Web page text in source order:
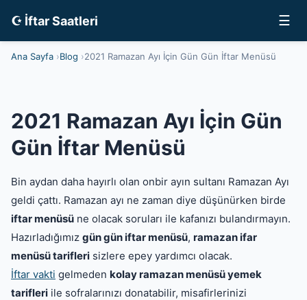
☪ İftar Saatleri ☰
Ana Sayfa Blog 2021 Ramazan Ayı İçin Gün Gün İftar Menüsü
2021 Ramazan Ayı İçin Gün
Gün İftar Menüsü
Bin aydan daha hayırlı olan onbir ayın sultanı Ramazan Ayı
geldi çattı. Ramazan ayı ne zaman diye düşünürken birde
iftar menüsü ne olacak soruları ile kafanızı bulandırmayın.
Hazırladığımız gün gün iftar menüsü, ramazan ifar
menüsü tarifleri sizlere epey yardımcı olacak.
İftar vakti gelmeden kolay ramazan menüsü yemek
tarifleri ile sofralarınızı donatabilir, misafirlerinizi